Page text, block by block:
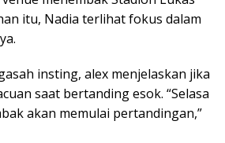
itu, Nadia terlihat fokus dalam
insting, alex menjelaskan jika
saat bertanding esok. “Selasa
akan memulai pertandingan,”